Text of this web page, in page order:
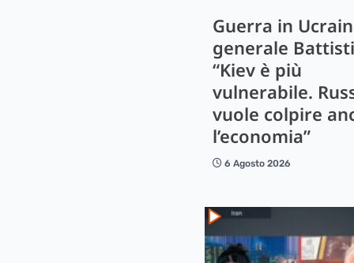
Guerra in
generale
“Kiev è più
vulnerabile.
vuole colpire
l’economia”
6 Agosto 2026